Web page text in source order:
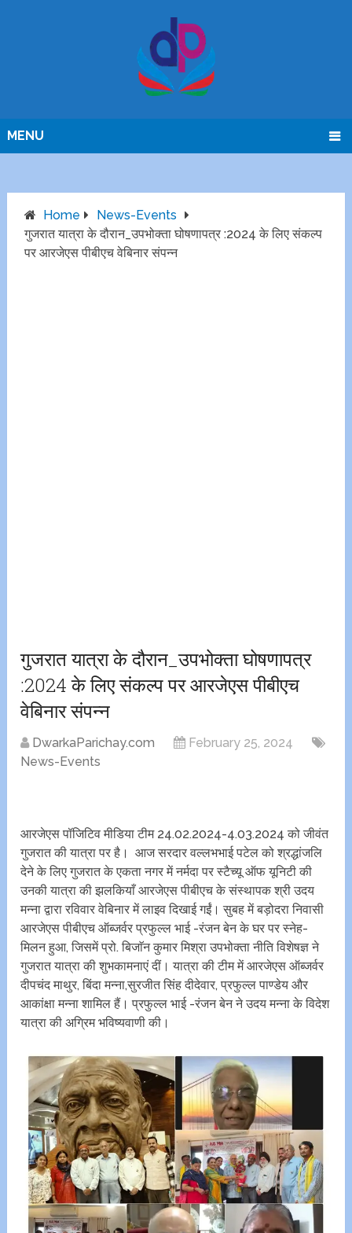
MENU
Home
News-Events
गुजरात यात्रा के दौरान_उपभोक्ता घोषणापत्र :2024 के लिए संकल्प
पर आरजेएस पीबीएच वेबिनार संपन्न
गुजरात यात्रा के दौरान_उपभोक्ता घोषणापत्र
:2024 के लिए संकल्प पर आरजेएस पीबीएच
वेबिनार संपन्न
DwarkaParichay.com
February 25, 2024
News-Events
आरजेएस पॉजिटिव मीडिया टीम 24.02.2024-4.03.2024 को जीवंत
गुजरात की यात्रा पर है। आज सरदार वल्लभभाई पटेल को श्रद्धांजलि
देने के लिए गुजरात के एकता नगर में नर्मदा पर स्टैच्यू ऑफ यूनिटी की
उनकी यात्रा की झलकियाँ आरजेएस पीबीएच के संस्थापक श्री उदय
मन्ना द्वारा रविवार वेबिनार में लाइव दिखाई गईं। सुबह में बड़ोदरा निवासी
आरजेएस पीबीएच ऑब्जर्वर प्रफुल्ल भाई -रंजन बेन के घर पर स्नेह-
मिलन हुआ, जिसमें प्रो. बिजाॅन कुमार मिश्रा उपभोक्ता नीति विशेषज्ञ ने
गुजरात यात्रा की शुभकामनाएं दीं। यात्रा की टीम में आरजेएस ऑब्जर्वर
दीपचंद माथुर, बिंदा मन्ना,सुरजीत सिंह दीदेवार, प्रफुल्ल पाण्डेय और
आकांक्षा मन्ना शामिल हैं। प्रफुल्ल भाई -रंजन बेन ने उदय मन्ना के विदेश
यात्रा की अग्रिम भविष्यवाणी की।